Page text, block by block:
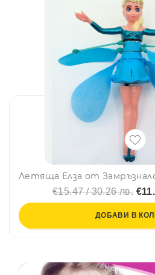
€15.47 / 30.26 лв.
ДОБАВИ В